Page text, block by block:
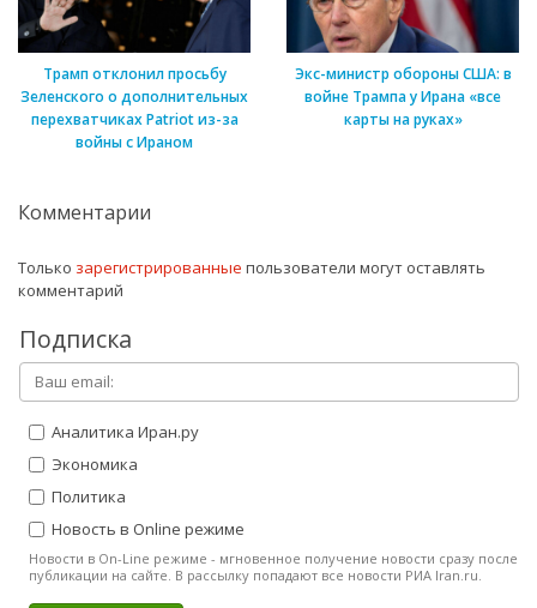
Трамп отклонил просьбу
Зеленского о дополнительных
перехватчиках Patriot из-за
войны с Ираном
Экс-министр обороны США: в
войне Трампа у Ирана «все
карты на руках»
Комментарии
Только зарегистрированные пользователи могут оставлять
комментарий
Подписка
Аналитика Иран.ру
Экономика
Политика
Новость в Online режиме
Новости в On-Line режиме - мгновенное получение новости сразу после
публикации на сайте. В рассылку попадают все новости РИА Iran.ru.